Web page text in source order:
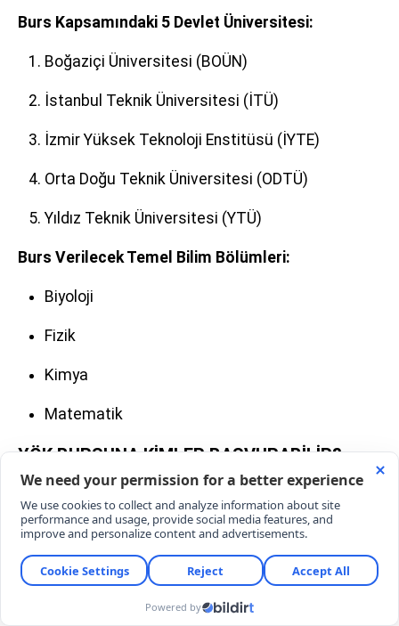
Burs Kapsamındaki 5 Devlet Üniversitesi:
Boğaziçi Üniversitesi (BOÜN)
İstanbul Teknik Üniversitesi (İTÜ)
İzmir Yüksek Teknoloji Enstitüsü (İYTE)
Orta Doğu Teknik Üniversitesi (ODTÜ)
Yıldız Teknik Üniversitesi (YTÜ)
Burs Verilecek Temel Bilim Bölümleri:
Biyoloji
Fizik
Kimya
Matematik
YÖK BURSUNA KİMLER BAŞVURABİLİR?
6.000 TL'lik YÖK Destek Bursu'ndan faydalanmak
isteyen adayların taşıması gereken resmi şartlar
şunlardır:
T.C. Vatandaşı Olmak:
Adayın Türkiye Cumhuriyeti